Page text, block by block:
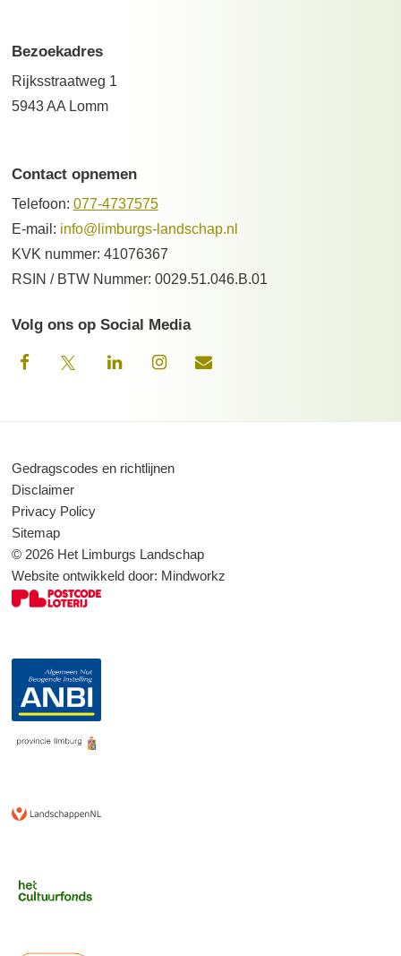
Bezoekadres
Rijksstraatweg 1
5943 AA Lomm
Contact opnemen
Telefoon: 077-4737575
E-mail: info@limburgs-landschap.nl
KVK nummer: 41076367
RSIN / BTW Nummer: 0029.51.046.B.01
Volg ons op Social Media
Gedragscodes en richtlijnen
Disclaimer
Privacy Policy
Sitemap
© 2026 Het Limburgs Landschap
Website ontwikkeld door: Mindworkz